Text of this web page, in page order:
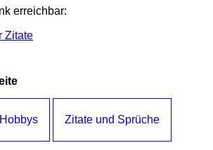
erreichbar:
Zitate
Hobbys Zitate und Sprüche